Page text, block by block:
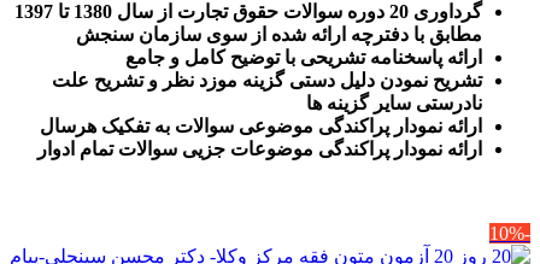
گرداوری 20 دوره سوالات حقوق تجارت از سال 1380 تا 1397
مطابق با دفترچه ارائه شده از سوی سازمان سنجش
ارائه پاسخنامه تشریحی با توضیح کامل و جامع
تشریح نمودن دلیل دستی گزینه موزد نظر و تشریح علت
نادرستی سایر گزینه ها
ارائه نمودار پراکندگی موضوعی سوالات به تفکیک هرسال
رائه نمودار پراکندگی موضوعات جزیی سوالات تمام ادوار
-10%